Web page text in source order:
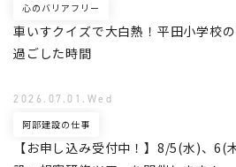
車いすクイズで大白熱！平田小学校
過ごした時間
心のバリアフリー
【お申し込み受付中！】8/5(水)、6(
阿部建設の仕事
2026.07.01.Wed